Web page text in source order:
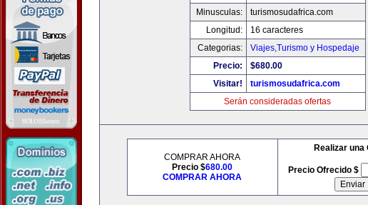
Minusculas:
turismosudafrica.com
Longitud:
16 caracteres
Categorias:
Viajes,Turismo y Hospedaje
Precio:
$680.00
Visitar!
turismosudafrica.com
Serán consideradas ofertas
COMPRAR AHORA
Precio $680.00
COMPRAR AHORA
Realizar una
Precio Ofrecido $